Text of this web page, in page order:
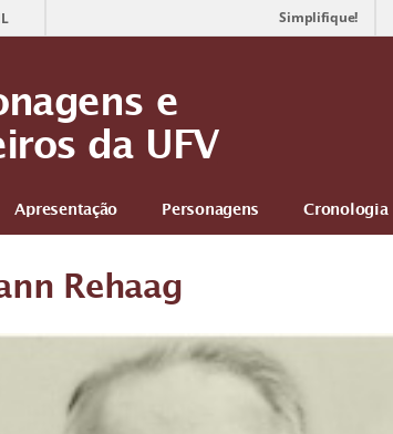
Simplifique!
e
da UFV
Apresentação Personagens Cronologia
Rehaag